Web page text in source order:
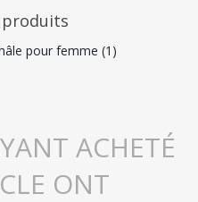
produits
pour femme (1)
ACHETÉ
ONT